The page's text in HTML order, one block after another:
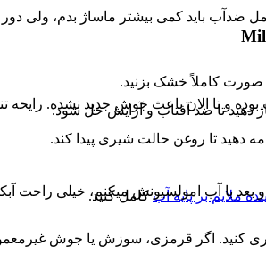
کاملاً خشک بزنید.
دهید تا ضد آفتاب و آرایش حل شود.
دهید تا روغن حالت شیری پیدا کند.
ملایم بر پایه آبکامل کنید.
کنید. اگر قرمزی، سوزش یا جوش
ضدآب باید کمی بیشتر ماساژ بدم، ولی
بوده و تا الان باعث جوش جدید نشده.
با آب امولسیونش میکنم، خیلی راحت